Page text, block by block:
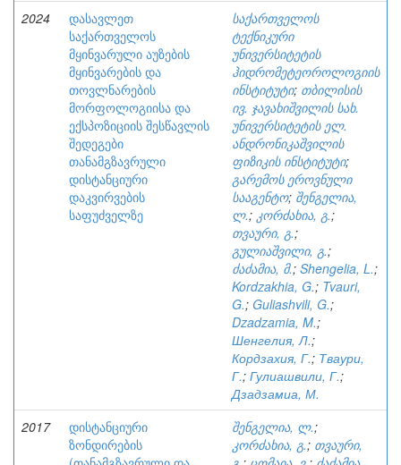
2024
დასავლეთ
საქართველოს
მყინვარული აუზების
მყინვარების და
თოვლნარების
მორფოლოგიისა და
ექსპოზიციის შესწავლის
შედეგები
თანამგზავრული
დისტანციური
დაკვირვების
საფუძველზე
საქართველოს
ტექნიკური
უნივერსიტეტის
ჰიდრომეტეოროლოგიის
ინსტიტუტი; თბილისის
ივ. ჯავახიშვილის სახ.
უნივერსიტეტის ელ.
ანდრონიკაშვილის
ფიზიკის ინსტიტუტი;
გარემოს ეროვნული
სააგენტო; შენგელია,
ლ.; კორძახია, გ.;
თვაური, გ.;
გულიაშვილი, გ.;
ძაძამია, მ.; Shengelia, L.;
Kordzakhia, G.; Tvauri,
G.; Guliashvili, G.;
Dzadzamia, M.;
Шенгелия, Л.;
Кордзахия, Г.; Тваури,
Г.; Гулиашвили, Г.;
Дзадзамиа, М.
2017
დისტანციური
ზონდირების
შენგელია, ლ.;
კორძახია, გ.; თვაური,